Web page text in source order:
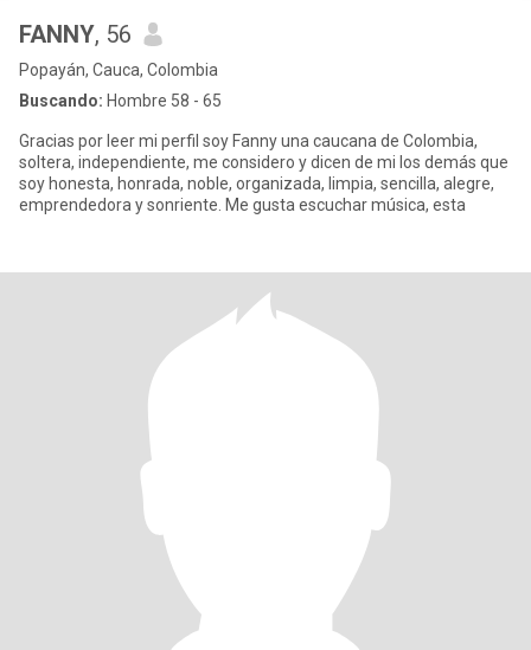
FANNY, 56
Popayán, Cauca, Colombia
Buscando: Hombre 58 - 65
Gracias por leer mi perfil soy Fanny una caucana de Colombia,
soltera, independiente, me considero y dicen de mi los demás que
soy honesta, honrada, noble, organizada, limpia, sencilla, alegre,
emprendedora y sonriente. Me gusta escuchar música, esta